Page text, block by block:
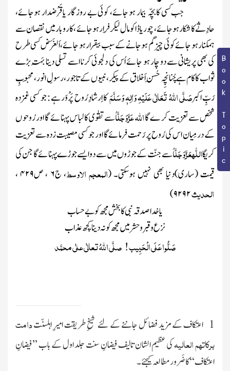
Book Topic
جب کسی کا بچّہ بیمار ہو جائے، کوئی بے روز گار یا قَرْضدار ہوجائے،
حادِثے کا شکار ہو جائے، چور یا ڈاکو مال لیکرفِرار ہو جائے ، کاروبار میں نقصان سے
ہمکنار ہو جائے کوئی چیز گم ہو جانے کے سبب بیقرار ہو جائے، اَلغَرَض کسی طرح
کی بھی پریشانی سے دو چار ہو جائے اُس کی دلجوئی کرنا اسے تسلی دینا بَہُت بڑے
ثواب کاکام ہے چُنانچِہ حُسنِ اَخلاق کے پیکر، نبیوں کے تاجور، رسولِ انور، مَحبوبِ
رَبِّ اکبرصَلَّی اللہُ تَعَالٰی عَلَیْہِ وَاٰلِہٖ وَسَلَّمَکا اِرشادِ رُوح پَرْوَر ہے : جو کسی غمزدہ
شخص سے تعزیت کر ے گااللّٰہعَزَّوَجَلَّاُسے تقوٰی کا لباس پہنائے گا اور رُوحو ں
کے درمِیان اس کی رُوح پر رَحمت فرمائے گا اور جو کسی مصیبت زدہ سے تعزیت
کریگااللّٰہعَزَّوَجَلَّاُسے جنّت کے جوڑوں میں سے دوایسے جوڑے پہنائے گا جن کی
قیمت (ساری)دنیا بھی نہیں ہوسکتی۔(المعجم الاوسط، ج۶، ص۴۲۹،
الحدیث۹۲۹۲)
یا خدا صدقہ نبی کا بخش مجھ کو بے حساب
نزع و قبر وحشر میں مجھ کو نہ دینا کچھ عذاب
صَلُّوا عَلَی الْحَبِیب ! صلَّی اللّٰہُ تعالٰی علٰی محمَّد
1 اعتکاف کے مزید فضائل جاننے کے لئے شیخِ طریقت امیرِ اہلسنّت
دامت
برکاتہم العالیہکی عظیم الشان تالیف فیضانِ سنت جلد اول کے باب ’’فیضانِ
اعتکاف‘‘ کا ضَرور مطالعہ کیجئے۔